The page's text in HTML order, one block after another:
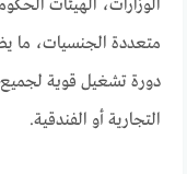
الوزارات، الهيئات
متعددة الجنسيات، ما
دورة تشغيل قوية لجميع
التجارية أو الفندقية.